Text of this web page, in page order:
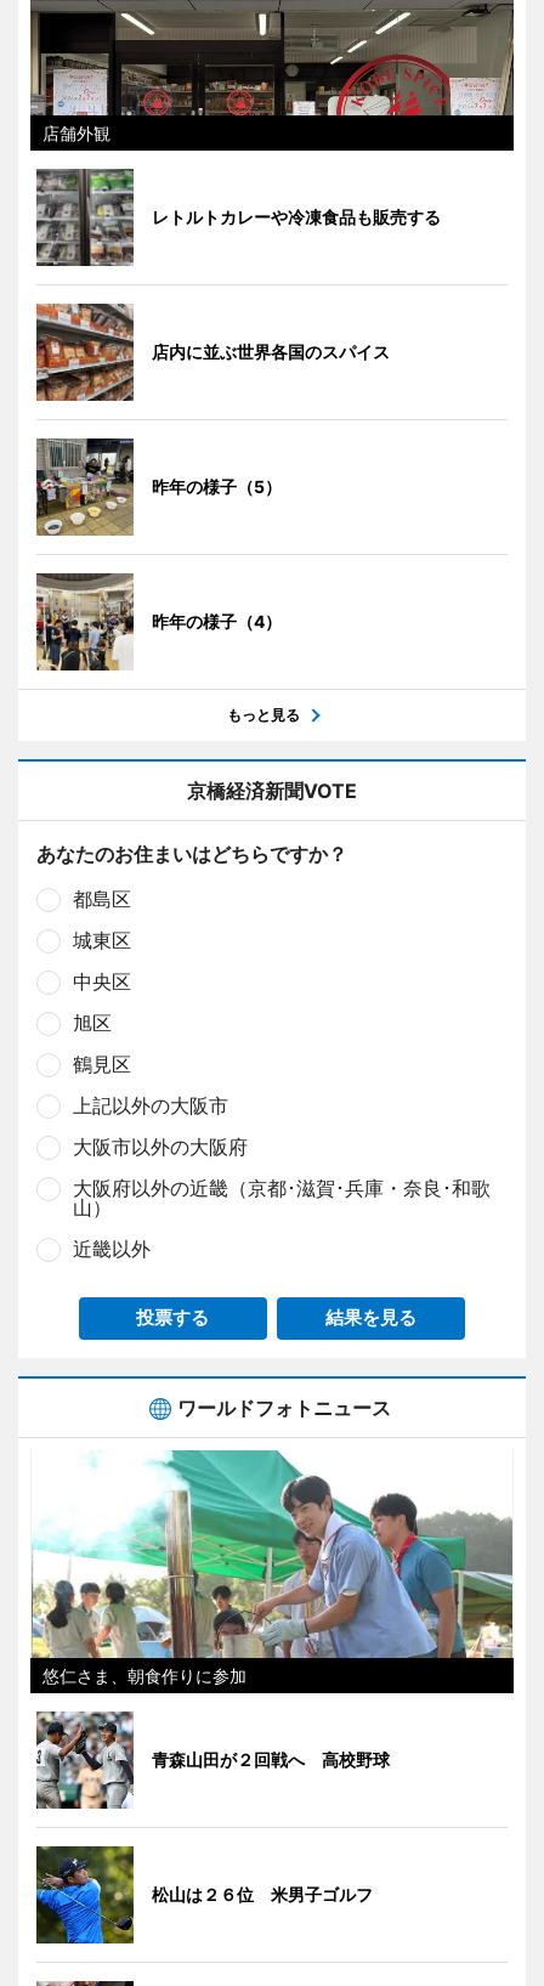
店舗外観
レトルトカレーや冷凍食品も販売する
店内に並ぶ世界各国のスパイス
昨年の様子（5）
昨年の様子（4）
もっと見る
京橋経済新聞VOTE
あなたのお住まいはどちらですか？
都島区
城東区
中央区
旭区
鶴見区
上記以外の大阪市
大阪市以外の大阪府
大阪府以外の近畿（京都･滋賀･兵庫・奈良･和歌
山）
近畿以外
投票する 結果を見る
ワールドフォトニュース
悠仁さま、朝食作りに参加
青森山田が２回戦へ 高校野球
松山は２６位 米男子ゴルフ